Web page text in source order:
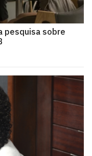
pesquisa sobre